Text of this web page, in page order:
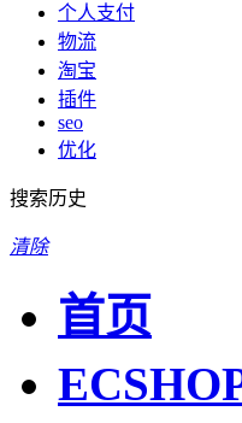
个人支付
物流
淘宝
插件
seo
优化
搜索历史
清除
首页